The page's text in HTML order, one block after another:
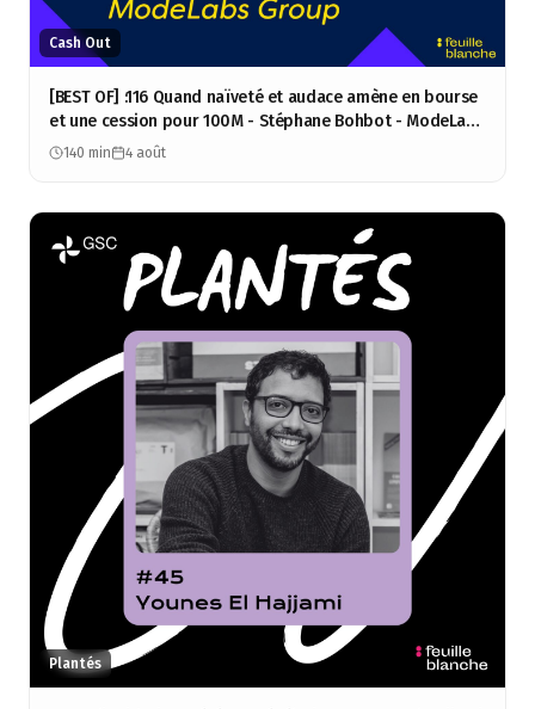
Cash Out
[BEST OF] :116 Quand naïveté et audace amène en bourse
et une cession pour 100M - Stéphane Bohbot - ModeLabs
Group
140 min 4 août
Plantés